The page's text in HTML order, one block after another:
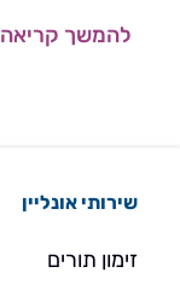
להמשך קריאה
שירותי אונליין
זימון תורים